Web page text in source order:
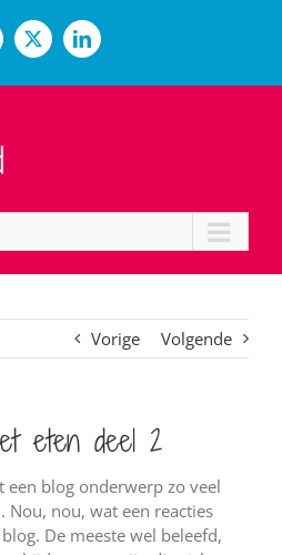
X LinkedIn
Vorige Volgende
eten deel 2
een blog onderwerp zo veel
Nou, nou, wat een reacties
De meeste wel beleefd,